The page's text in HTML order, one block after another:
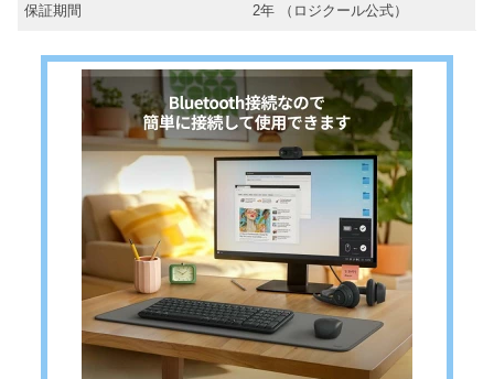
保証期間 2年 （ロジクール公式）